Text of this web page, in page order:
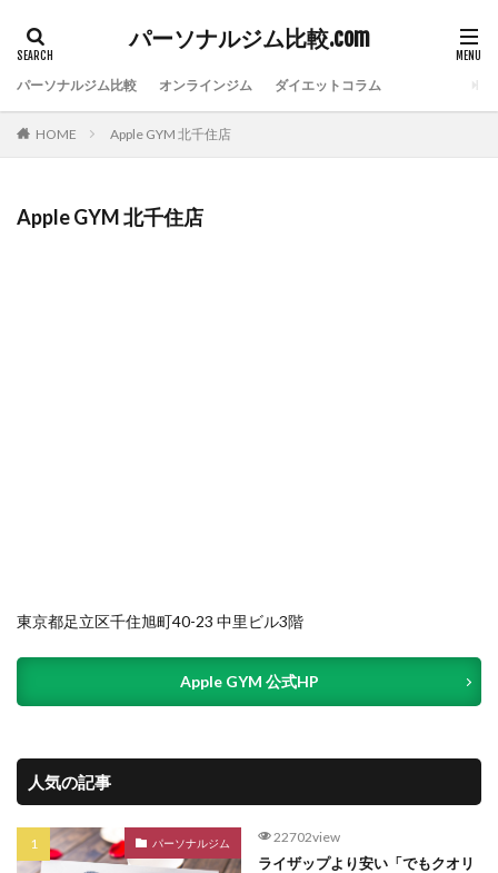
パーソナルジム比較.com
パーソナルジム比較 オンラインジム ダイエットコラム
HOME Apple GYM 北千住店
Apple GYM 北千住店
東京都足立区千住旭町40-23 中里ビル3階
Apple GYM 公式HP
人気の記事
パーソナルジム 22702view
ライザップより安い「でもクオリ